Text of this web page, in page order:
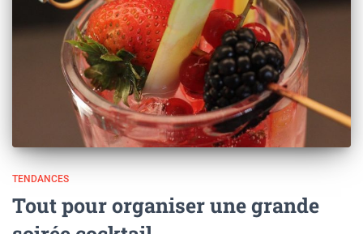
TENDANCES
Tout pour organiser une grande